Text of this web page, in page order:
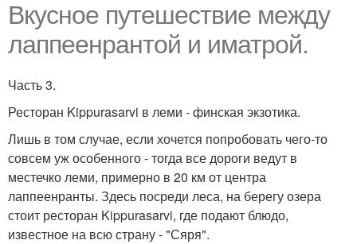
Вкусное путешествие между
лаппеенрантой и иматрой.
Часть 3.
Ресторан Kippurasarvi в леми - финская экзотика.
Лишь в том случае, если хочется попробовать чего-то
совсем уж особенного - тогда все дороги ведут в
местечко леми, примерно в 20 км от центра
лаппеенранты. Здесь посреди леса, на берегу озера
стоит ресторан Kippurasarvi, где подают блюдо,
известное на всю страну - "Сяря".